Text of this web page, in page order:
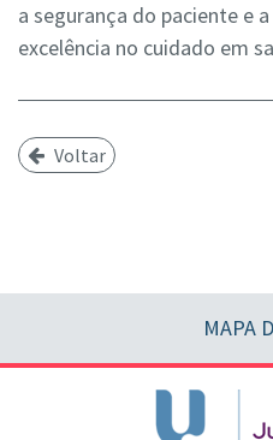
a segurança do paciente e
excelência no cuidado em
Voltar
MAPA